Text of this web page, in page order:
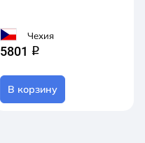
Чехия
5801 q
В корзину